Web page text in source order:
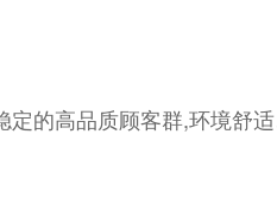
的高品质顾客群,环境舒适